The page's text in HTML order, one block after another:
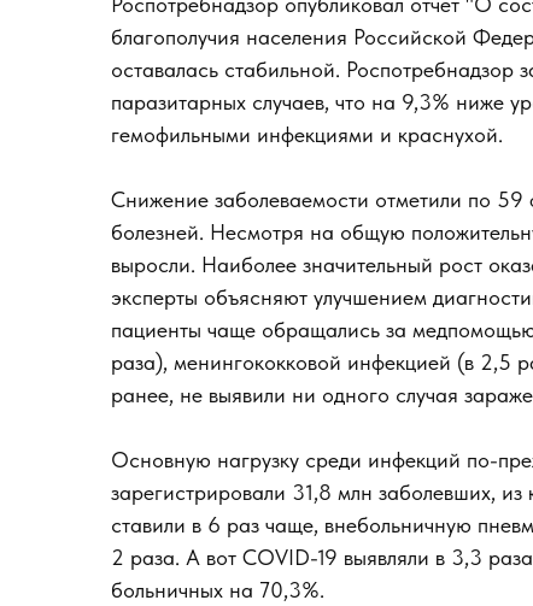
благополучия населения Российской
оставалась стабильной.
паразитарных случаев, что на 9,3% ниже
гемофильными инфекциями и краснухой.
Снижение заболеваемости отметили по
болезней. Несмотря на общую
выросли. Наиболее значительный рост
эксперты объясняют улучшением
пациенты чаще обращались за
раза), менингококковой инфекцией (в 2,5
ранее, не выявили ни одного случая
Основную нагрузку среди инфекций по-
зарегистрировали 31,8 млн заболевших,
ставили в 6 раз чаще, внебольничную
2 раза. А вот COVID-19 выявляли в 3,3
больничных на 70,3%.